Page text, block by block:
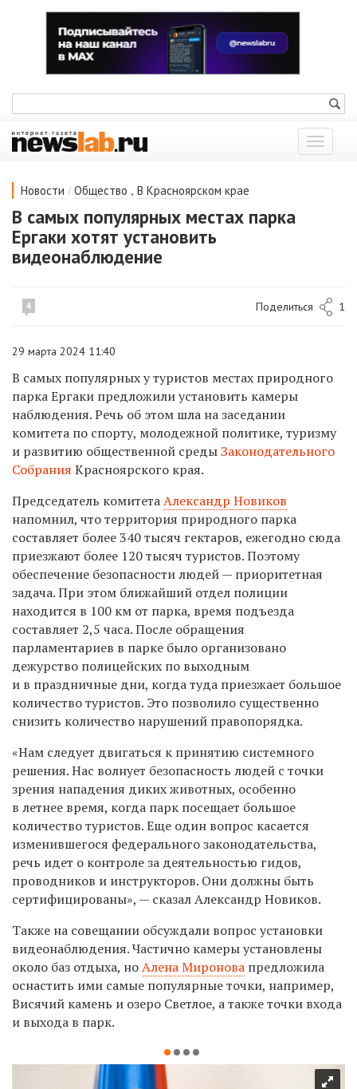
Показать
меню
Новости / Общество , В Красноярском крае
В самых популярных местах парка
Ергаки хотят установить
видеонаблюдение
4 Поделиться 1
29 марта 2024 11:40
В самых популярных у туристов местах природного
парка Ергаки предложили установить камеры
наблюдения. Речь об этом шла на заседании
комитета по спорту, молодежной политике, туризму
и развитию общественной средыЗаконодательного
Собрания Красноярского края.
Председатель комитетаАлександр Новиков
напомнил, что территория природного парка
составляет более 340 тысяч гектаров, ежегодно сюда
приезжают более 120 тысяч туристов. Поэтому
обеспечение безопасности людей — приоритетная
задача. При этом ближайший отдел полиции
находится в 100 км от парка, время подъезда
составляет 2,5 часа. После обращения
парламентариев в парке было организовано
дежурство полицейских по выходным
и в праздничные дни, когда туда приезжает большое
количество туристов. Это позволило существенно
снизить количество нарушений правопорядка.
«Нам следует двигаться к принятию системного
решения. Нас волнует безопасность людей с точки
зрения нападения диких животных, особенно
в летнее время, когда парк посещает большое
количество туристов. Еще один вопрос касается
изменившегося федерального законодательства,
речь идет о контроле за деятельностью гидов,
проводников и инструкторов. Они должны быть
сертифицированы», — сказал Александр Новиков.
Также на совещании обсуждали вопрос установки
видеонаблюдения. Частично камеры установлены
около баз отдыха, ноАлена Миронова предложила
оснастить ими самые популярные точки, например,
Висячий камень и озеро Светлое, а также точки входа
и выхода в парк.